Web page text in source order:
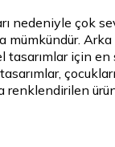
nedeniyle çok
mümkündür. Arka
tasarımlar için